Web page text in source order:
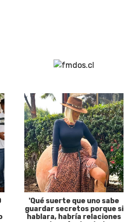
'Qué suerte que uno sabe
guardar secretos porque si
hablara, habría relaciones